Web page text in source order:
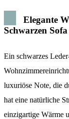
Elegante
Schwarzen Sofa
Ein schwarzes
luxuriöse Note, die
hat eine natürliche
einzigartige Wärme